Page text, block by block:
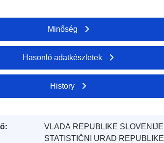
Minőség
Hasonló adatkészletek
History
VLADA REPUBLIKE SLOVENIJE
STATISTIČNI URAD REPUBLIKE